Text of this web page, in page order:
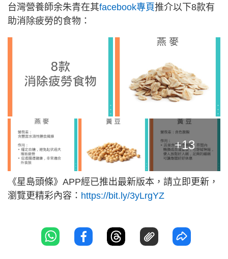
台灣營養師余朱青在其facebook專頁推介以下8款有
助消除疲勞的食物：
+13
《星島頭條》APP經已推出最新版本，請立即更新，
瀏覽更精彩內容： https://bit.ly/3yLrgYZ